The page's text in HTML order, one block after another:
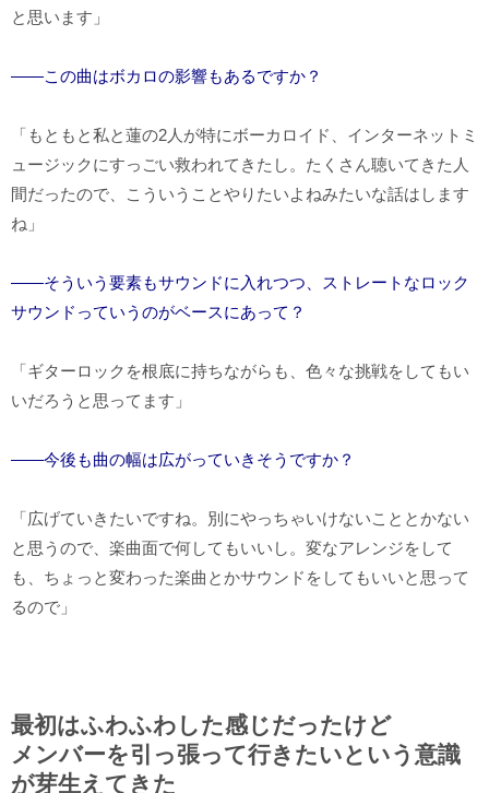
と思います」
――この曲はボカロの影響もあるですか？
「もともと私と蓮の2人が特にボーカロイド、インターネットミ
ュージックにすっごい救われてきたし。たくさん聴いてきた人
間だったので、こういうことやりたいよねみたいな話はします
ね」
――そういう要素もサウンドに入れつつ、ストレートなロック
サウンドっていうのがベースにあって？
「ギターロックを根底に持ちながらも、色々な挑戦をしてもい
いだろうと思ってます」
――今後も曲の幅は広がっていきそうですか？
「広げていきたいですね。別にやっちゃいけないこととかない
と思うので、楽曲面で何してもいいし。変なアレンジをして
も、ちょっと変わった楽曲とかサウンドをしてもいいと思って
るので」
最初はふわふわした感じだったけど
メンバーを引っ張って行きたいという意識
が芽生えてきた